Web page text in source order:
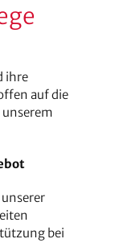
ihre
auf die
bei